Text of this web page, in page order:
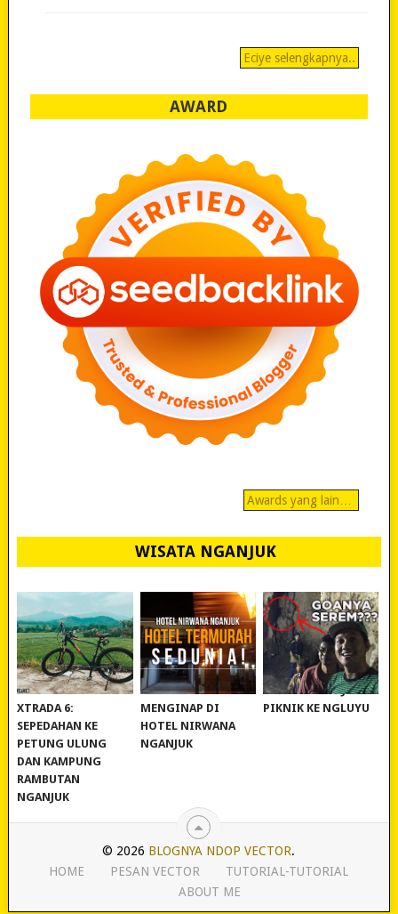
Eciye selengkapnya..
AWARD
Awards yang lain…
WISATA NGANJUK
REVIEW POLYGON
XTRADA 6:
SEPEDAHAN KE
PETUNG ULUNG
DAN KAMPUNG
RAMBUTAN
NGANJUK
MURAH BANGET!
MENGINAP DI
HOTEL NIRWANA
NGANJUK
WISATA NGANJUK:
PIKNIK KE NGLUYU
© 2026 BLOGNYA NDOP VECTOR.
HOME
PESAN VECTOR
TUTORIAL-TUTORIAL
ABOUT ME